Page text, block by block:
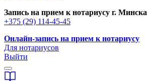
Запись на прием к нотариусу г. Минска
+375 (29) 114-45-45
Онлайн-запись на прием к нотариусу
Для нотариусов
Выйти